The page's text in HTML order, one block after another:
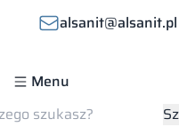
alsanit@alsanit.pl
Menu